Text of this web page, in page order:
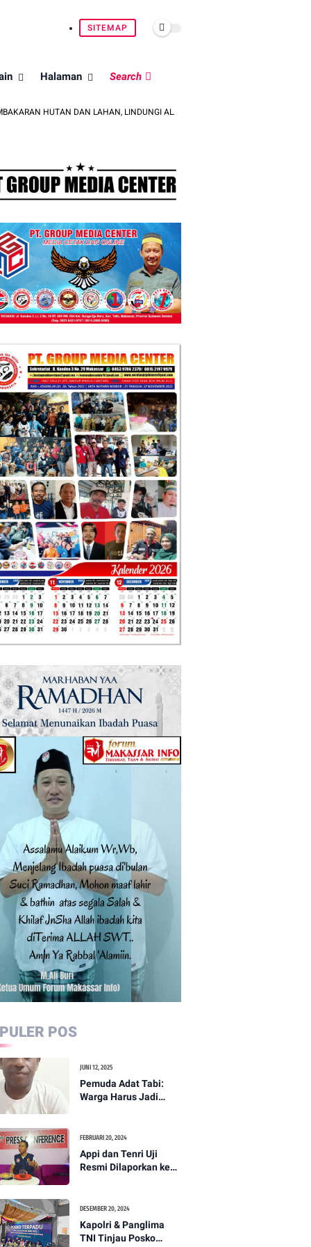
SITEMAP
Halaman Search
DAN LAHAN, LINDUNGI ALAM UNTUK GENERASI BANGSA
POS
JUNI 12, 2025
Pemuda Adat Tabi:
Warga Harus Jadi
FEBRUARI 20, 2024
Appi dan Tenri Uji
Resmi Dilaporkan ke
DESEMBER 20, 2024
Kapolri & Panglima
TNI Tinjau Posko